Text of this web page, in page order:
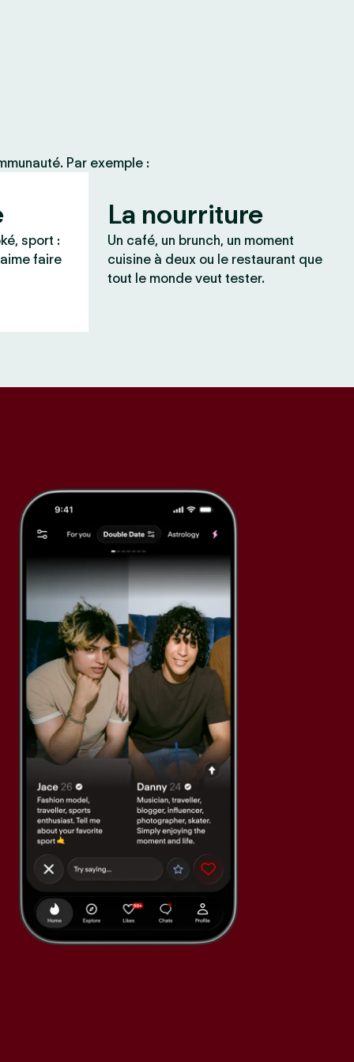
Par exemple :
sport :
faire
La nourriture
Un café, un brunch, un moment
cuisine à deux ou le restaurant que
tout le monde veut tester.